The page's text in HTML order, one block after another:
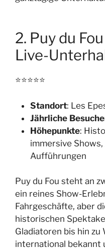
2. Puy du
Live-
⭐⭐⭐⭐⭐
Standort: Les
Jährliche
Höhepunkte:
immersive
Aufführungen
Puy du Fou steht an
ein reines Show-
Fahrgeschäfte, aber
historischen
Gladiatoren bis hin
international bekannt